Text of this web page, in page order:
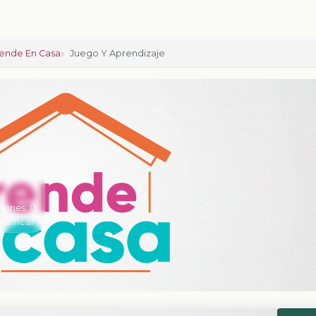
En Casa Juego Y Aprendizaje
0